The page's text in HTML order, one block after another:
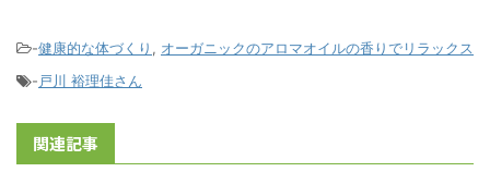
-健康的な体づくり , オーガニックのアロマオイルの香りでリラックス
-戸川 裕理佳さん
関連記事